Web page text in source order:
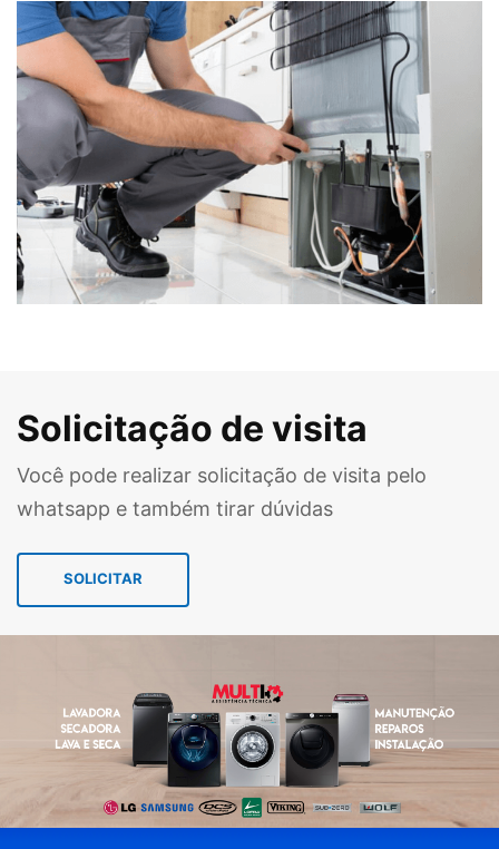
Solicitação de visita
Você pode realizar solicitação de visita pelo
whatsapp e também tirar dúvidas
SOLICITAR